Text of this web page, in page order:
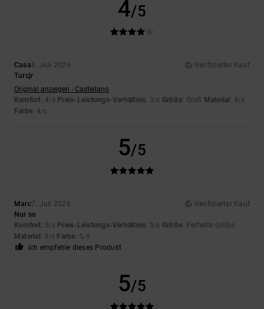
4/5
Casa8. Juli 2026
Verifizierter Kauf
Turcjr
Original anzeigen - Castellano
Komfort: 4/5 Preis-Leistungs-Verhältnis: 3/5 Größe: Groß Material : 4/5
Farbe: 4/5
5/5
Marc7. Juli 2026
Verifizierter Kauf
Nur so
Komfort: 5/5 Preis-Leistungs-Verhältnis: 5/5 Größe: Perfekte Größe
Material: 5 /5 Farbe: 5/5
Ich empfehle dieses Produkt
5/5